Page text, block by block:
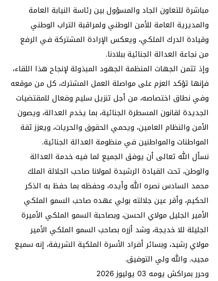
مباشرة للتعاون الجاد والمسؤول بين رئاسة النيابة العامة
والمديرية العامة للأمن الوطني ولمراقبة التراب الوطني
وقيادة الدرك الملكي، ويعكس الإرادة المشتركة في الرفع
من نجاعة العدالة الجنائية ببلادنا.
وإذ تثمن الجهات المنظمة الجهود المبذولة لإنجاح هذا اللقاء،
فإنها تؤكد العزم على مواصلة العمل المشترك، كل من موقعه
وفي نطاق اختصاصه، من أجل تنزيل سليم وفعال للمقتضيات
الجديدة لقانون المسطرة الجنائية، بما يخدم العدالة، ويصون
الأمن والنظام العامين، ويحمي الحقوق والحريات، ويعزز ثقة
المواطنات والمواطنين في منظومة العدالة الجنائية.
نسأل الله تعالى أن يوفق الجميع لما فيه خدمة العدالة
والوطن، تحت القيادة الرشيدة لمولانا صاحب الجلالة الملك
محمد السادس نصره الله وأيده، وحفظه بما حفظ به الذكر
الحكيم، وأقر عين جلالته بولي عهده صاحب السمو الملكي
الأمير الجليل مولاي الحسن، وبصاحبة السمو الملكي الأميرة
الجليلة للا خديجة، وشد أزره بصاحب السمو الملكي الأمير
مولاي رشيد، وبسائر أفراد الأسرة الملكية الشريفة، إنه سميع
مجيب. والله ولي التوفيق.
وحرر بمراكش يومه 03 يوليوز 2026